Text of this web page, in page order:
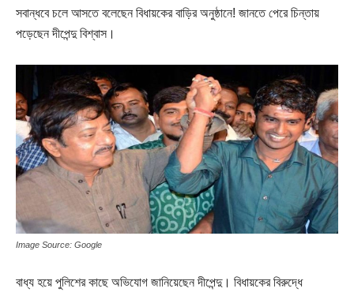
সবান্ধবে চলে আসতে বলেছেন বিধায়কের বাড়ির অনুষ্ঠানে! জানতে পেরে চিন্তায়
পড়েছেন দীপেন্দু বিশ্বাস।
Image Source: Google
বাধ্য হয়ে পুলিশের কাছে অভিযোগ জানিয়েছেন দীপেন্দু। বিধায়কের বিরুদ্ধে